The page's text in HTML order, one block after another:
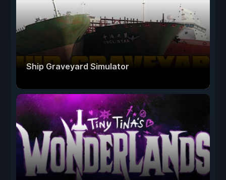
Ship Graveyard Simulator